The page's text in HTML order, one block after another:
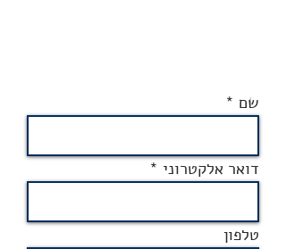
שם
דואר אלקטרוני
טלפון